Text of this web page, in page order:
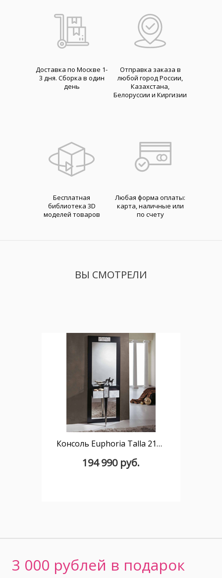
Доставка по Москве 1-
3 дня. Cборка в один
день
Отправка заказа в
любой город России,
Казахстана,
Белоруссии и Киргизии
Бесплатная
библиотека 3D
моделей товаров
Любая форма оплаты:
карта, наличные или
по счету
ВЫ СМОТРЕЛИ
Консоль Euphoria Talla 21061 с зеркалом 17061
194 990 руб.
3 000 рублей в подарок